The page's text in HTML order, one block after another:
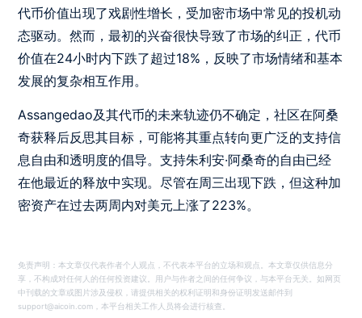
代币价值出现了戏剧性增长，受加密市场中常见的投机动
态驱动。然而，最初的兴奋很快导致了市场的纠正，代币
价值在24小时内下跌了超过18%，反映了市场情绪和基本
发展的复杂相互作用。
Assangedao及其代币的未来轨迹仍不确定，社区在阿桑
奇获释后反思其目标，可能将其重点转向更广泛的支持信
息自由和透明度的倡导。支持朱利安·阿桑奇的自由已经
在他最近的释放中实现。尽管在周三出现下跌，但这种加
密资产在过去两周内对美元上涨了223%。
免责声明：本文章仅代表作者个人观点，不代表本平台的立场和观点。本文章仅供信息分
享，不构成对任何人的任何投资建议。用户与作者之间的任何争议，与本平台无关。如网页
中刊载的文章或图片涉及侵权，请提供相关的权利证明和身份证明发送邮件到
support@aicoin.com，本平台相关工作人员将会进行核查。